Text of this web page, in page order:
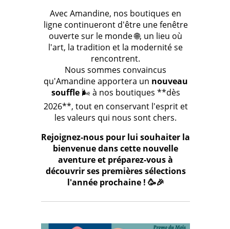
Avec Amandine, nos boutiques en
ligne continueront d'être une fenêtre
ouverte sur le monde 🌐, un lieu où
l'art, la tradition et la modernité se
rencontrent.
Nous sommes convaincus
qu'Amandine apportera un nouveau
souffle🌬️ à nos boutiques **dès
2026**, tout en conservant l'esprit et
les valeurs qui nous sont chers.
Rejoignez-nous pour lui souhaiter la
bienvenue dans cette nouvelle
aventure et préparez-vous à
découvrir ses premières sélections
l'année prochaine ! 🥳🎉